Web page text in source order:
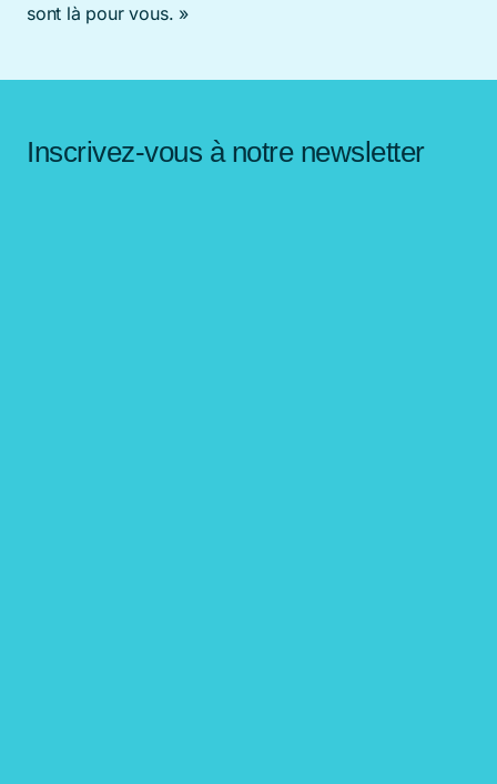
sont là pour vous. »
Inscrivez-vous à notre newsletter